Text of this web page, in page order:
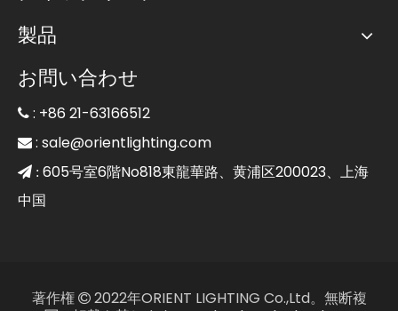
製品
お問い合わせ
 : +86 21-63166512
 : sale@orientlighting.com
 : 605号室6階No818東龍華路、黄浦区200023、上海
中国
著作権 2022年ORIENT LIGHTING Co.,Ltd。無断複